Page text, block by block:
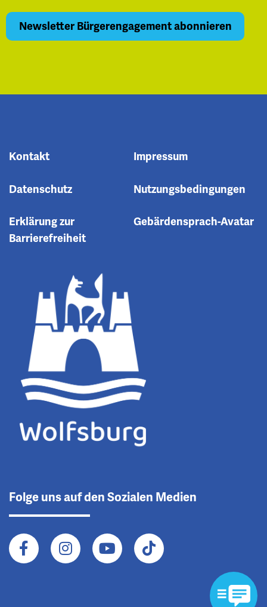
Kontakt Impressum
Datenschutz Nutzungsbedingungen
Erklärung zur
Barrierefreiheit
Gebärdensprach-Avatar
Folge uns auf den Sozialen Medien